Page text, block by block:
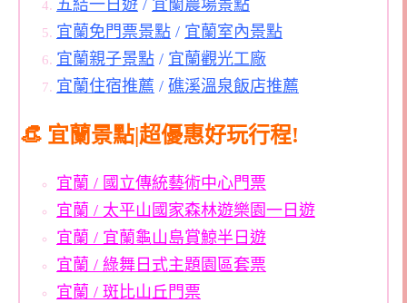
五結一日遊 / 宜蘭農場景點
宜蘭免門票景點 / 宜蘭室內景點
宜蘭親子景點 / 宜蘭觀光工廠
宜蘭住宿推薦 / 礁溪溫泉飯店推薦
👒 宜蘭景點|超優惠好玩行程!
宜蘭 / 國立傳統藝術中心門票
宜蘭 / 太平山國家森林遊樂園一日遊
宜蘭 / 宜蘭龜山島賞鯨半日遊
宜蘭 / 綠舞日式主題園區套票
宜蘭 / 斑比山丘門票